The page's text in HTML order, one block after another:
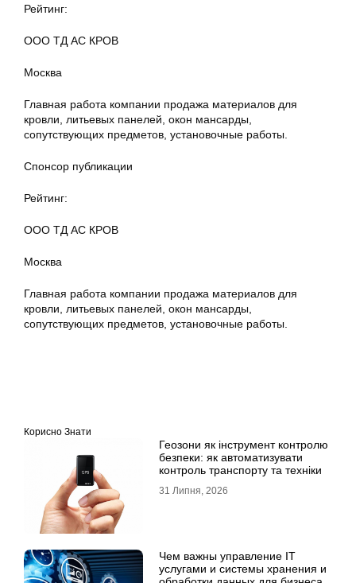
Рейтинг:
ООО ТД АС КРОВ
Москва
Главная работа компании продажа материалов для
кровли, литьевых панелей, окон мансарды,
сопутствующих предметов, установочные работы.
Спонсор публикации
Рейтинг:
ООО ТД АС КРОВ
Москва
Главная работа компании продажа материалов для
кровли, литьевых панелей, окон мансарды,
сопутствующих предметов, установочные работы.
Корисно Знати
Геозони як інструмент контролю
безпеки: як автоматизувати
контроль транспорту та техніки
31 Липня, 2026
Чем важны управление IT
услугами и системы хранения и